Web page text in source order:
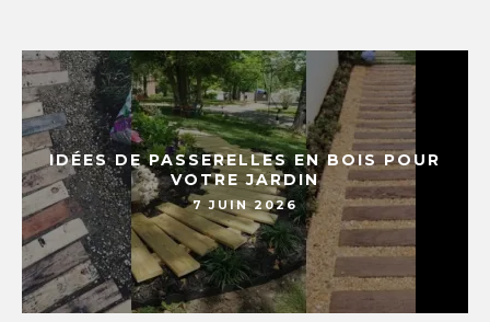
IDÉES DE PASSERELLES EN BOIS POUR
VOTRE JARDIN
7 JUIN 2026